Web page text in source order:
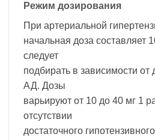
Режим дозирования
При артериальной
начальная доза составляет
следует
подбирать в зависимости
АД. Дозы
варьируют от 10 до 40 мг 1
отсутствии
достаточного